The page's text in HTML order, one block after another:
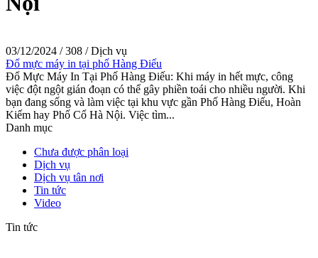
03/12/2024 /308 /Dịch vụ
Đổ mực máy in tại phố Hàng Điếu
Đổ Mực Máy In Tại Phố Hàng Điếu: Khi máy in hết mực, công
việc đột ngột gián đoạn có thể gây phiền toái cho nhiều người. Khi
bạn đang sống và làm việc tại khu vực gần Phố Hàng Điếu, Hoàn
Kiếm hay Phố Cổ Hà Nội. Việc tìm...
Danh mục
Chưa được phân loại
Dịch vụ
Dịch vụ tân nơi
Tin tức
Video
Tin tức